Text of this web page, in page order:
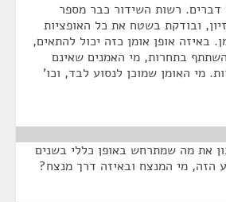
דברים. רשות השידור כבר מספר
ובודקת בשטח את כל האופציות
באיזה אופן אומן כזה יכול להתאים,
בתחרות, מי האמנים שאינם
מי האומן שמוכן לנסוע לבד, וכו'
את מה שמתרחש באופן כללי בשנים
הזה, מי המנצח ובאיזה דרך מנצח?